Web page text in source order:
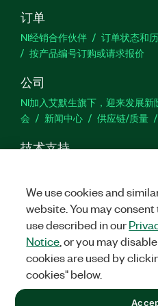
订单
NI经销合作伙伴 订单状态和
按产品编号订购或请求报价
公司
NI加入艾默生旗下，迎来发展新
会
新闻中心 供应链/质量
技术支持
©2026NATIONAL
版权所有.沪ICP备09002359号.
We use cookies and
website. You may
use described in our
Notice , or you may
cookies are used by
cookies" below.